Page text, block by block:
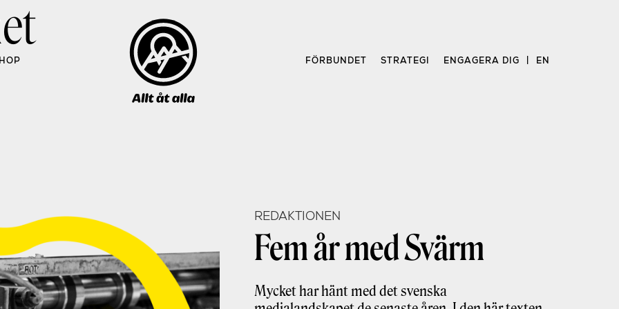
FÖRBUNDET STRATEGI ENGAGERA DIG EN
REDAKTIONEN
Fem år med Svärm
Mycket har hänt med det svenska